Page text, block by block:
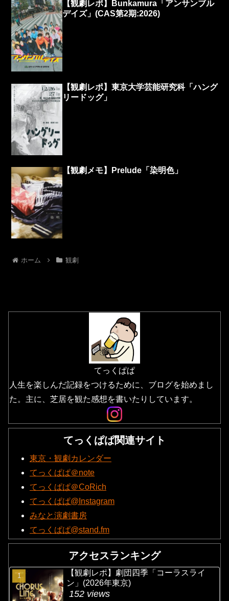
【観劇レポ】Bunkamura「アンサンブル
デイズ」(CAS第2期:2026)
【観劇レポ】東京大学芸能研究科「ハング
リードッグ」
【観劇メモ】Prelude「染明色」
ホーム 観劇
てっくぱぱ
人生を楽しんだ記録をつけるために、ブログを始めまし
た。主に、芝居を観た感想を書いたりしています。
てっくぱぱ関連サイト
東京・観劇カレンダー
てっくぱぱ＠note
てっくぱぱ＠CoRich
てっくぱぱ@Instagram
みなと演劇書房
てっくぱぱ@stand.fm
アクセスランキング
【観劇レポ】劇団四季「コーラスライ
ン」(2026年東京)
152 views